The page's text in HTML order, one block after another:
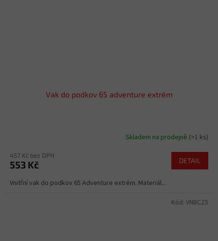
Vak do podkov 65 adventure extrém
Skladem na prodejně (>1 ks)
457 Kč bez DPH
553 Kč DETAIL
Vnitřní vak do podkov 65 Adventure extrém. Materiál...
Kód: VNBCZ5